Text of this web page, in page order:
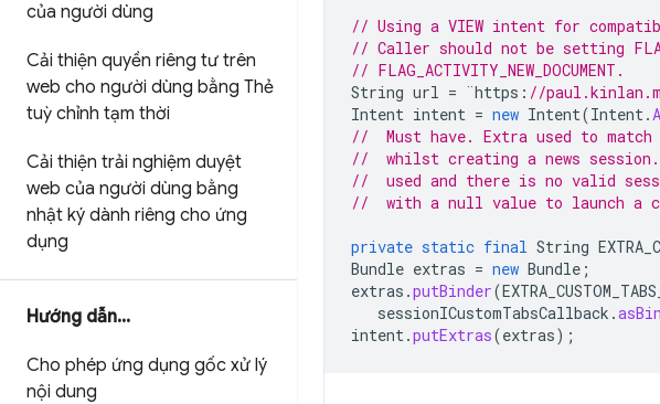
của người dùng
Cải thiện quyền riêng tư trên
web cho người dùng bằng Thẻ
tuỳ chỉnh tạm thời
Cải thiện trải nghiệm duyệt
web của người dùng bằng
nhật ký dành riêng cho ứng
dụng
Hướng dẫn...
Cho phép ứng dụng gốc xử lý
nội dung
// Using a VIEW intent for
// Caller should not be setting
// FLAG_ACTIVITY_NEW_DOCUMENT.
String url = ¨https : //
Intent intent = new Intent(Intent.
//  Must have. Extra used to
//  whilst creating a news
//  used and there is no valid
//  with a null value to launch a
private static final String
Bundle extras = new Bundle ;
extras .putBinder(
sessionICustomTabsCallback .
intent.putExtras(extras);